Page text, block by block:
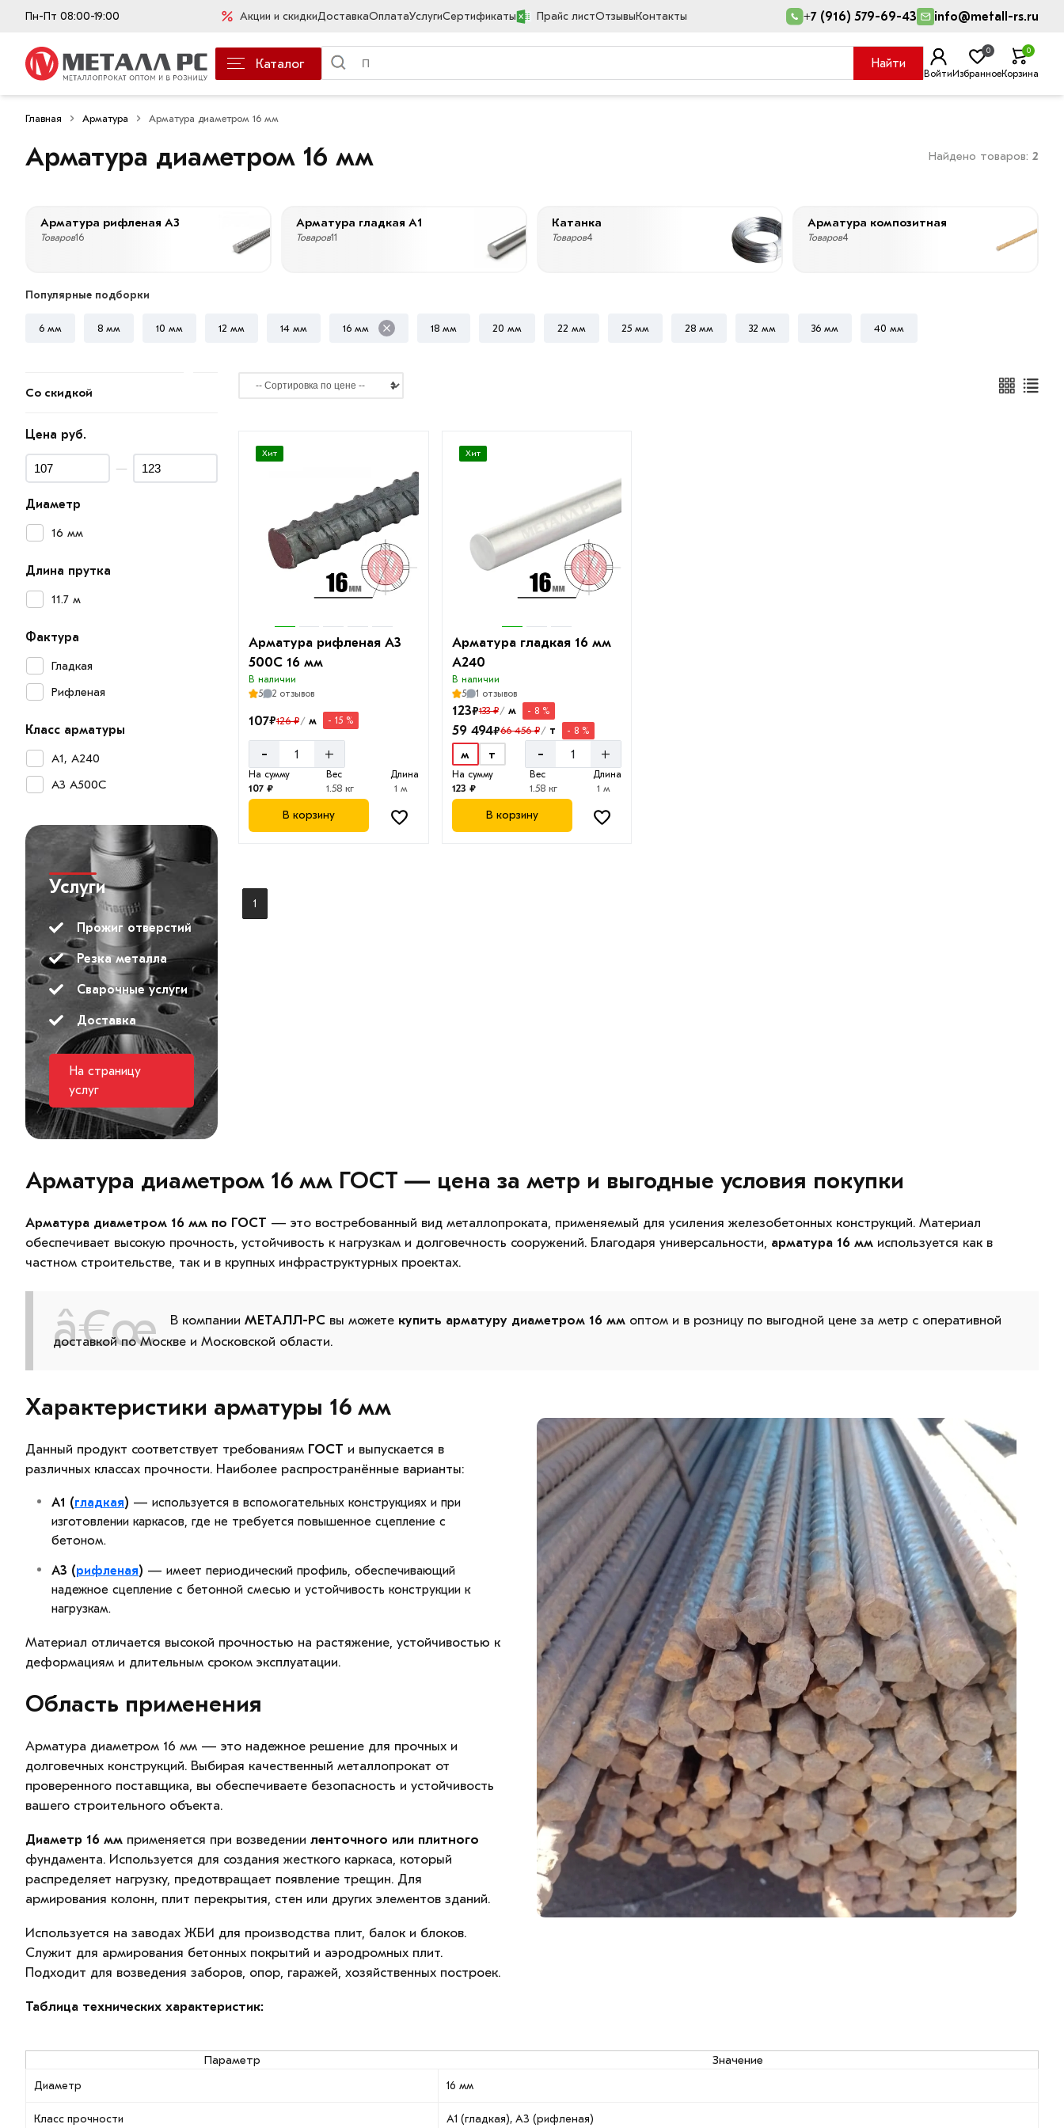
Пн-Пт 08:00-19:00 Акции и скидкиДоставкаОплатаУслугиСертификаты Прайс листОтзывыКонтакты +7 (916) 579-69-43 info@metall-rs.ru
Каталог Найти
ВойтиИзбранное
0
Корзина
0
Главная Арматура Арматура диаметром 16 мм
Арматура диаметром 16 мм Найдено товаров: 2
Арматура рифленая А3
Товаров16
Арматура гладкая А1
Товаров11
Катанка
Товаров4
Арматура композитная
Товаров4
Популярные подборки
6 мм 8 мм 10 мм 12 мм 14 мм 16 мм 18 мм 20 мм 22 мм 25 мм 28 мм 32 мм 36 мм 40 мм
Со скидкой
Цена руб.
—
Диаметр
16 мм
Длина прутка
11.7 м
Фактура
Гладкая
Рифленая
Класс арматуры
А1, А240
А3 А500С
Услуги
Прожиг отверстий
Резка металла
Сварочные услуги
Доставка
На страницу
услуг
Хит
Арматура рифленая А3
500С 16 мм
В наличии
5
2 отзывов
107₽126 ₽/м - 15 %
- +
На сумму
107 ₽
Вес
1.58 кг
Длина
1 м
В корзину
Хит
Арматура гладкая 16 мм
A240
В наличии
5
1 отзывов
123₽133 ₽/м - 8 %
59 494₽66 456 ₽/т - 8 %
м т - +
На сумму
123 ₽
Вес
1.58 кг
Длина
1 м
В корзину
1
Арматура диаметром 16 мм ГОСТ — цена за метр и выгодные условия покупки
Арматура диаметром 16 мм по ГОСТ — это востребованный вид металлопроката, применяемый для усиления железобетонных конструкций. Материал
обеспечивает высокую прочность, устойчивость к нагрузкам и долговечность сооружений. Благодаря универсальности, арматура 16 мм используется как в
частном строительстве, так и в крупных инфраструктурных проектах.
В компании МЕТАЛЛ-РС вы можете купить арматуру диаметром 16 мм оптом и в розницу по выгодной цене за метр с оперативной
доставкой по Москве и Московской области.
Характеристики арматуры 16 мм
Данный продукт соответствует требованиям ГОСТ и выпускается в
различных классах прочности. Наиболее распространённые варианты:
А1 (гладкая) — используется в вспомогательных конструкциях и при
изготовлении каркасов, где не требуется повышенное сцепление с
бетоном.
А3 (рифленая) — имеет периодический профиль, обеспечивающий
надежное сцепление с бетонной смесью и устойчивость конструкции к
нагрузкам.
Материал отличается высокой прочностью на растяжение, устойчивостью к
деформациям и длительным сроком эксплуатации.
Область применения
Арматура диаметром 16 мм — это надежное решение для прочных и
долговечных конструкций. Выбирая качественный металлопрокат от
проверенного поставщика, вы обеспечиваете безопасность и устойчивость
вашего строительного объекта.
Диаметр 16 мм применяется при возведении ленточного или плитного
фундамента. Используется для создания жесткого каркаса, который
распределяет нагрузку, предотвращает появление трещин. Для
армирования колонн, плит перекрытия, стен или других элементов зданий.
Используется на заводах ЖБИ для производства плит, балок и блоков.
Служит для армирования бетонных покрытий и аэродромных плит.
Подходит для возведения заборов, опор, гаражей, хозяйственных построек.
Таблица технических характеристик:
Параметр Значение
Диаметр 16 мм
Класс прочности А1 (гладкая), А3 (рифленая)